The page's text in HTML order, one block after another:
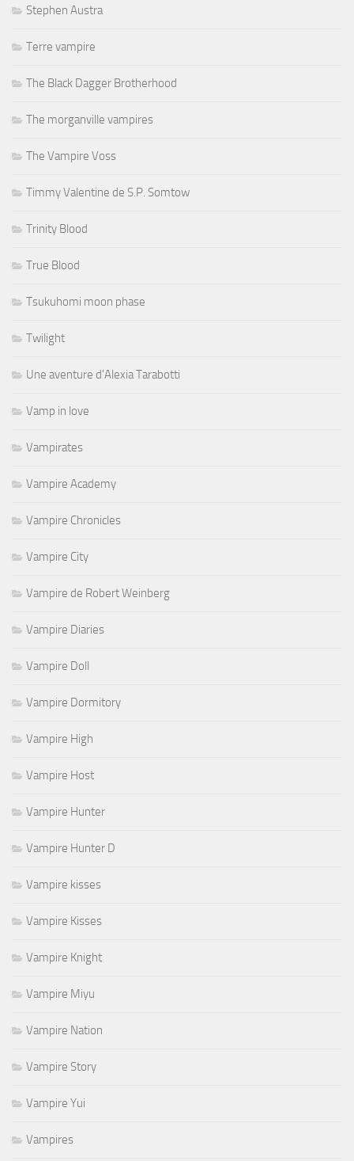
Stephen Austra
Terre vampire
The Black Dagger Brotherhood
The morganville vampires
The Vampire Voss
Timmy Valentine de S.P. Somtow
Trinity Blood
True Blood
Tsukuhomi moon phase
Twilight
Une aventure d'Alexia Tarabotti
Vamp in love
Vampirates
Vampire Academy
Vampire Chronicles
Vampire City
Vampire de Robert Weinberg
Vampire Diaries
Vampire Doll
Vampire Dormitory
Vampire High
Vampire Host
Vampire Hunter
Vampire Hunter D
Vampire kisses
Vampire Kisses
Vampire Knight
Vampire Miyu
Vampire Nation
Vampire Story
Vampire Yui
Vampires